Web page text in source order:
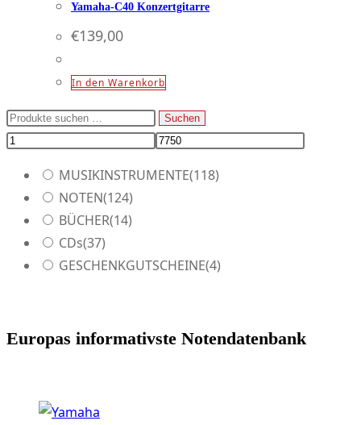
Yamaha-C40 Konzertgitarre
€139,00
In den Warenkorb
Suchen
nach:
Suchen
MUSIKINSTRUMENTE(118)
NOTEN(124)
BÜCHER(14)
CDs(37)
GESCHENKGUTSCHEINE(4)
Europas informativste Notendatenbank